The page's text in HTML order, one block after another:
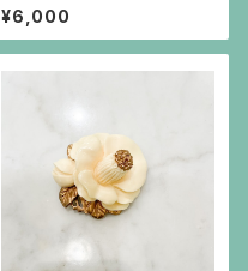
¥6,000